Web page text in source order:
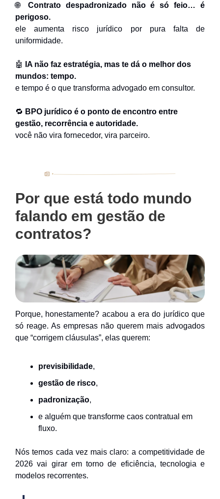
🌐 Contrato despadronizado não é só feio… é
perigoso.
ele aumenta risco jurídico por pura falta de
uniformidade.
🤖
IA não faz estratégia, mas te dá o melhor dos
mundos: tempo.
e tempo é o que transforma advogado em consultor.
🔁 BPO jurídico é o ponto de encontro entre
gestão, recorrência e autoridade.
você não vira fornecedor, vira parceiro.
Por que está todo mundo
falando em gestão de
contratos?
Porque, honestamente? acabou a era do jurídico que
só reage. As empresas não querem mais advogados
que “corrigem cláusulas”, elas querem:
previsibilidade,
gestão de risco,
padronização,
e alguém que transforme caos contratual em
fluxo.
Nós temos cada vez mais claro: a competitividade de
2026 vai girar em torno de eficiência, tecnologia e
modelos recorrentes.